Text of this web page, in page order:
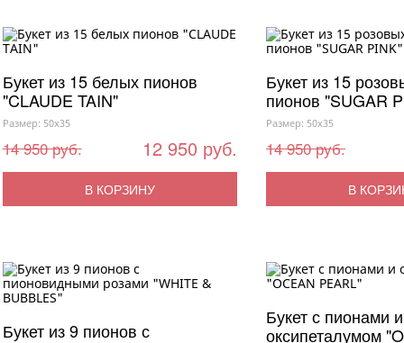
Букет из 15 белых пионов
"CLAUDE TAIN"
Размер: 50x35
14 950 руб. 12 950 руб.
В КОРЗИНУ
Букет из 15
пионов "SUGAR
Размер: 50x35
14 950 руб.
В
Букет из 9 пионов с
Букет с пионами и
оксипеталумом